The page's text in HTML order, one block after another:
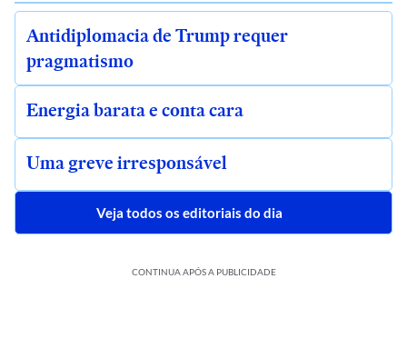
Antidiplomacia de Trump requer
pragmatismo
Energia barata e conta cara
Uma greve irresponsável
Veja todos os editoriais do dia
CONTINUA APÓS A PUBLICIDADE